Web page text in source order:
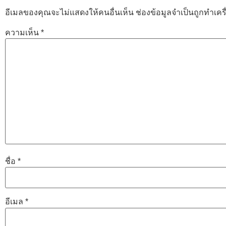
อีเมลของคุณจะไม่แสดงให้คนอื่นเห็น ช่องข้อมูลจำเป็นถูกทำเค
ความเห็น *
ชื่อ *
อีเมล *